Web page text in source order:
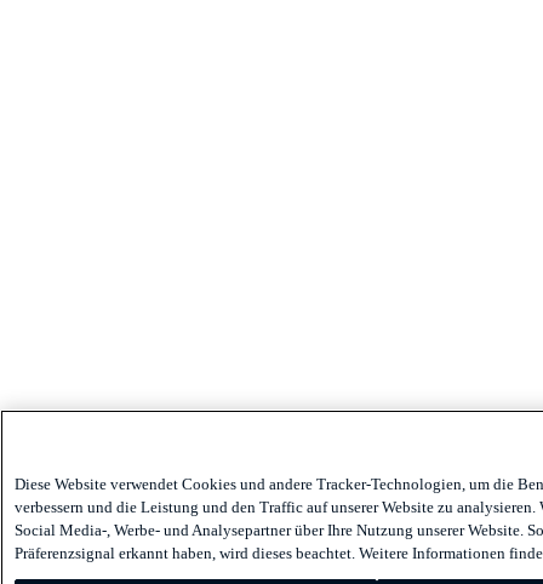
Diese Website verwendet Cookies und andere Tracker-Technologien, um die
verbessern und die Leistung und den Traffic auf unserer Website zu
Social Media-, Werbe- und Analysepartner über Ihre Nutzung unserer Website.
Präferenzsignal erkannt haben, wird dieses beachtet. Weitere Informationen